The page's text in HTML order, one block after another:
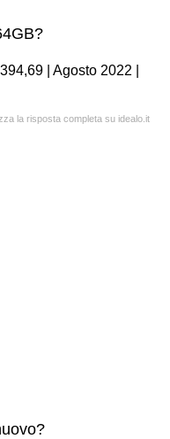
| Agosto 2022 |
la risposta completa su idealo.it